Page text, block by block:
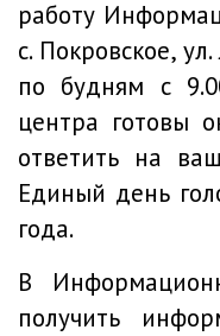
работу
с. Покровское,
по будням с
центра готовы
ответить на
Единый день
года.
В
получить